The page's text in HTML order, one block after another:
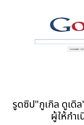
รูดซิป"กูเกิล ดูเดิ
ผู้ให้กำ